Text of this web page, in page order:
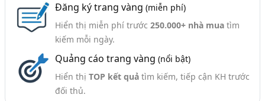
Nhóm ngành nghề
Vữa Khô Trộn Sẵn (23)
Ngành xem thêm
Chống Thấm - Vật Liệu Chống Thấm Và Thi Công
Chống Thấm (487)
Tp. Đà Nẵng
Hòa Bình
Quảng Trị
Bắc Giang
Quảng Ngãi
Đăng ký trang vàng (miễn phí)
Hiển thị miễn phí trước 250.000+ nhà muatìm
kiếm mỗi ngày.
Quảng cáo trang vàng (nổi bật)
Hiển thị TOP kết quảtìm kiếm, tiếp cận KH trước
đối thủ.